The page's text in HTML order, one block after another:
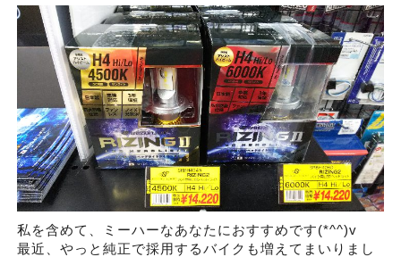
私を含めて、ミーハーなあなたにおすすめです(*^^)v
最近、やっと純正で採用するバイクも増えてまいりまし